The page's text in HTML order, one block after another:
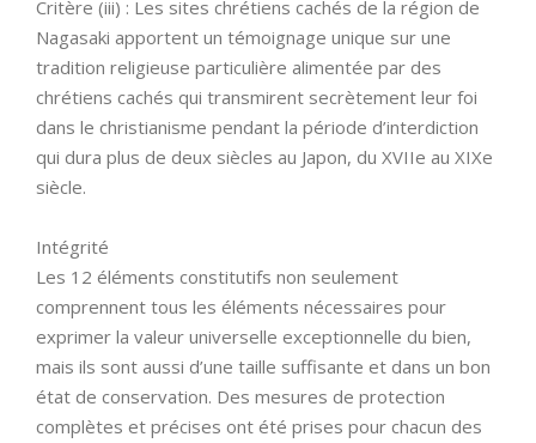
Critère (iii) : Les sites chrétiens cachés de la région de
Nagasaki apportent un témoignage unique sur une
tradition religieuse particulière alimentée par des
chrétiens cachés qui transmirent secrètement leur foi
dans le christianisme pendant la période d’interdiction
qui dura plus de deux siècles au Japon, du XVIIe au XIXe
siècle.
Intégrité
Les 12 éléments constitutifs non seulement
comprennent tous les éléments nécessaires pour
exprimer la valeur universelle exceptionnelle du bien,
mais ils sont aussi d’une taille suffisante et dans un bon
état de conservation. Des mesures de protection
complètes et précises ont été prises pour chacun des